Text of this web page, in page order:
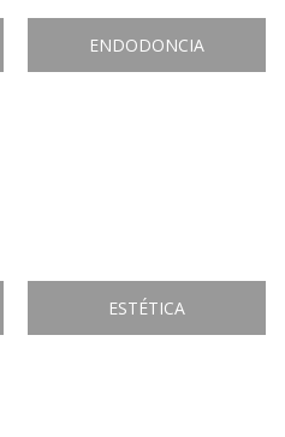
ENDODONCIA
ESTÉTICA